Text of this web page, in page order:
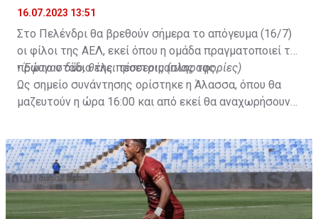
16.07.2023 13:51
Στο Πελένδρι θα βρεθούν σήμερα το απόγευμα (16/7)
οι φίλοι της ΑΕΛ, εκεί όπου η ομάδα πραγματοποιεί το
πρώτο στάδιο της προετοιμασίας της.
•Έφυγαν δύο, θέλει τέσσερις (πληροφορίες)
Ως σημείο συνάντησης ορίστηκε η Άλασσα, όπου θα
μαζευτούν η ώρα 16:00 και από εκεί θα αναχωρήσουν
δώοσυν το παρών τους στην απογευματινή προπόνηση
της ομάδας.